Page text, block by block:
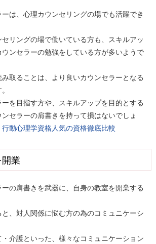
は、心理カウンセリングの場でも活躍でき
リングの場で働いている方も、スキルアッ
ンセラーの勉強をしている方が多いようで
取ることは、より良いカウンセラーとなる
を目指す方や、スキルアップを目的とする
セラーの肩書きを持って損はないでしょ
動心理学資格人気の資格徹底比較
業
の肩書きを武器に、自身の教室を開業する
、対人関係に悩む方の為のコミュニケーシ
介護といった、様々なコミュニケーション